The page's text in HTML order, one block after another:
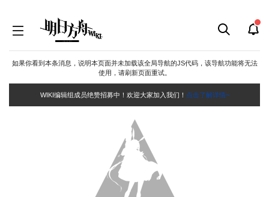
如果你看到本条消息，说明本页面并未加载该全局导航的JS代码，该导航功能将无法
使用，请刷新页面重试。
WIKI编辑组成员绝赞招募中！欢迎大家加入我们！ 点击了解详情~